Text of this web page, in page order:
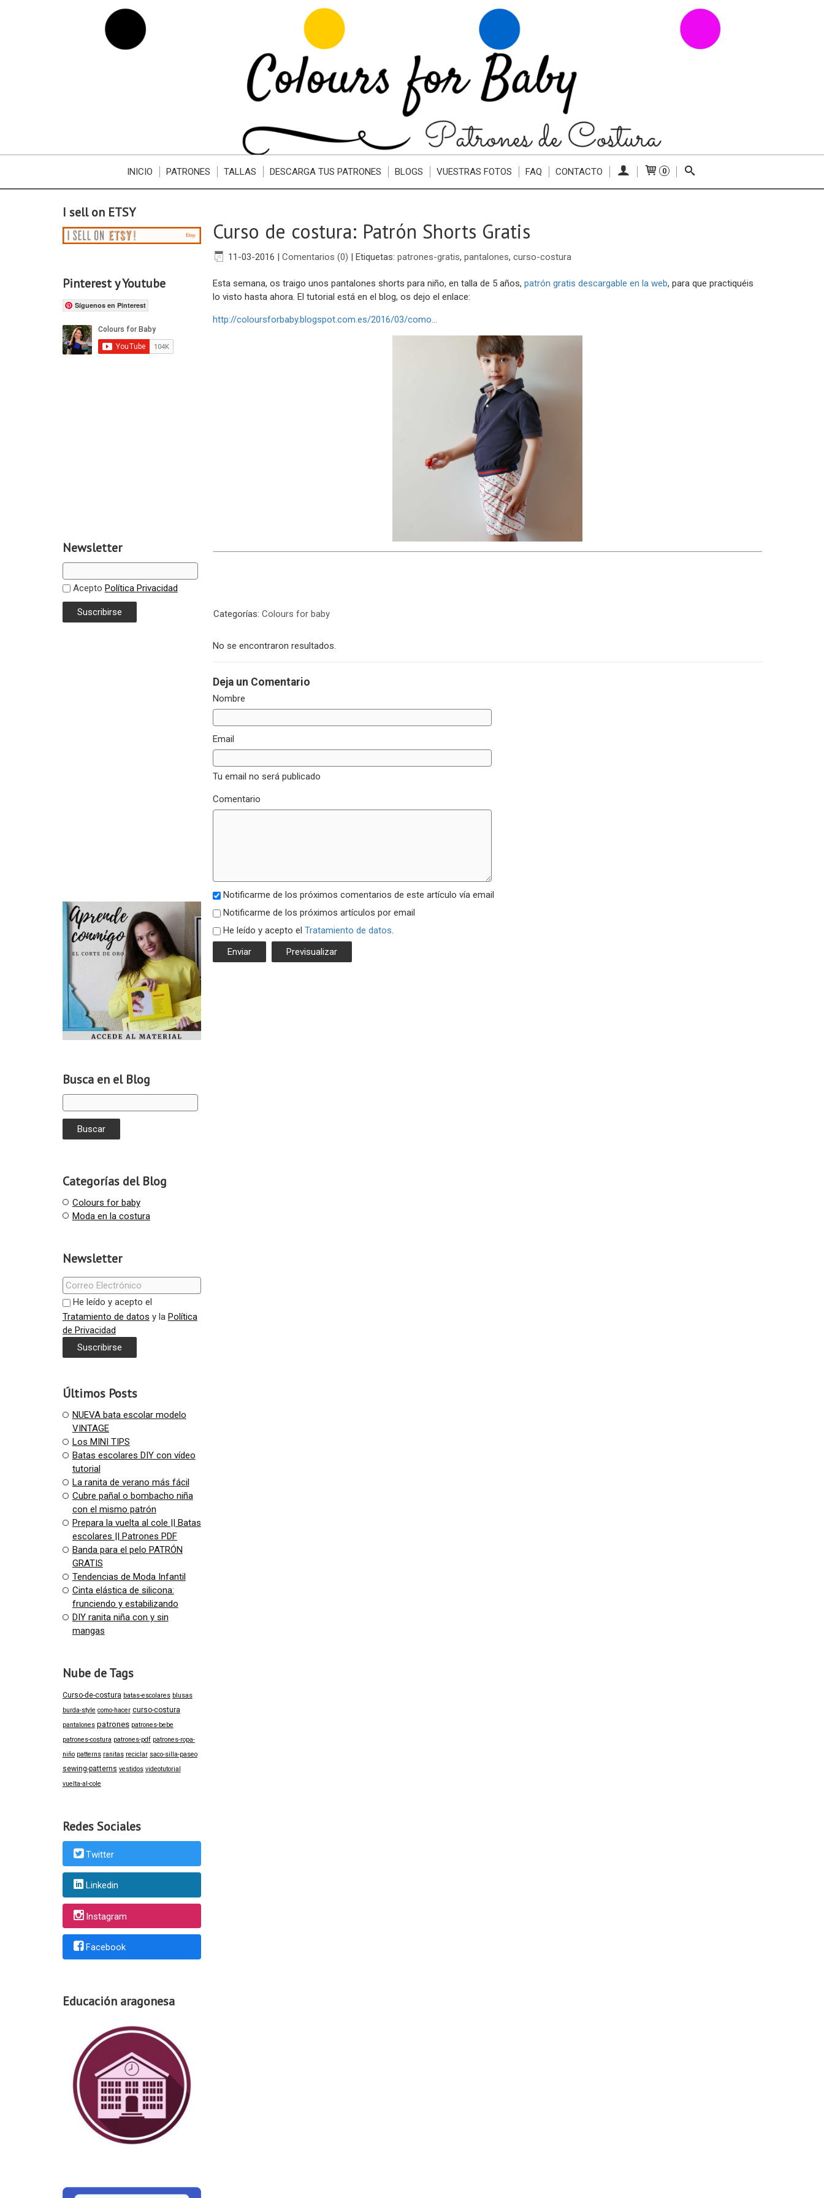
INICIO PATRONES TALLAS DESCARGA TUS PATRONES BLOGS VUESTRAS FOTOS FAQ CONTACTO 0
I sell on ETSY
Pinterest y Youtube
Síguenos en Pinterest
Newsletter
Acepto Política Privacidad
Busca en el Blog
Categorías del Blog
Colours for baby
Moda en la costura
Newsletter
He leído y acepto el
Tratamiento de datos y la Política
de Privacidad
Últimos Posts
NUEVA bata escolar modelo
VINTAGE
Los MINI TIPS
Batas escolares DIY con vídeo
tutorial
La ranita de verano más fácil
Cubre pañal o bombacho niña
con el mismo patrón
Prepara la vuelta al cole || Batas
escolares || Patrones PDF
Banda para el pelo PATRÓN
GRATIS
Tendencias de Moda Infantil
Cinta elástica de silicona:
frunciendo y estabilizando
DIY ranita niña con y sin
mangas
Nube de Tags
Curso-de-costura batas-escolares blusas
burda-style como-hacer curso-costura
pantalones patrones patrones-bebe
patrones-costura patrones-pdf patrones-ropa-
niño patterns ranitas reciclar saco-silla-paseo
sewing-patterns vestidos videotutorial
vuelta-al-cole
Redes Sociales
Twitter
Linkedin
Instagram
Facebook
Educación aragonesa
Curso de costura: Patrón Shorts Gratis
11-03-2016 | Comentarios (0) | Etiquetas: patrones-gratis, pantalones, curso-costura
Esta semana, os traigo unos pantalones shorts para niño, en talla de 5 años, patrón gratis descargable en la web, para que practiquéis
lo visto hasta ahora. El tutorial está en el blog, os dejo el enlace:
http://coloursforbaby.blogspot.com.es/2016/03/como...
Categorías: Colours for baby
No se encontraron resultados.
Deja un Comentario
Nombre
Email
Tu email no será publicado
Comentario
Notificarme de los próximos comentarios de este artículo vía email
Notificarme de los próximos artículos por email
He leído y acepto el Tratamiento de datos